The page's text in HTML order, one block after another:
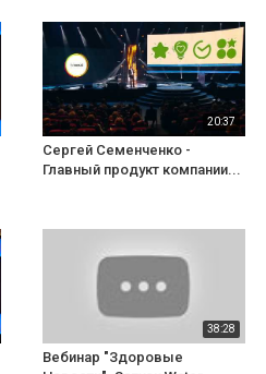
20:37
Сергей Семенченко -
Главный продукт компании...
38:28
Вебинар "Здоровые